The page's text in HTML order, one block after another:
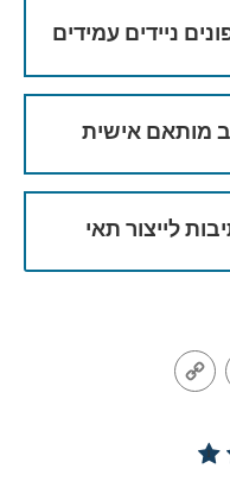
LinkedIn
Copy